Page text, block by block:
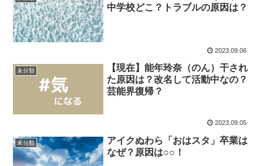
中学校どこ？トラブルの原因は？
2023.09.06
未分類
【現在】能年玲奈（のん）干され
た原因は？改名して活動中なの？
芸能界復帰？
2023.09.05
未分類
アイクぬわら「おはスタ」卒業は
なぜ？原因は○○！